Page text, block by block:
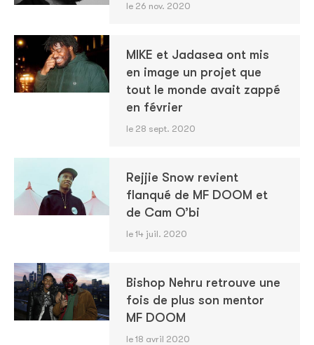
le 26 nov. 2020
MIKE et Jadasea ont mis
en image un projet que
tout le monde avait zappé
en février
le 28 sept. 2020
Rejjie Snow revient
flanqué de MF DOOM et
de Cam O’bi
le 14 juil. 2020
Bishop Nehru retrouve une
fois de plus son mentor
MF DOOM
le 18 avril 2020